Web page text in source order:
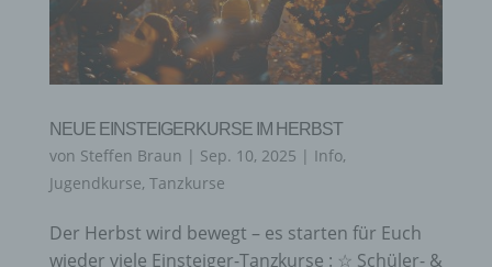
NEUE EINSTEIGERKURSE IM HERBST
von Steffen Braun | Sep. 10, 2025 | Info,
Jugendkurse, Tanzkurse
Der Herbst wird bewegt – es starten für Euch
wieder viele Einsteiger-Tanzkurse : ☆ Schüler- &